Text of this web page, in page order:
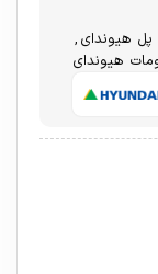
,
هیوندای